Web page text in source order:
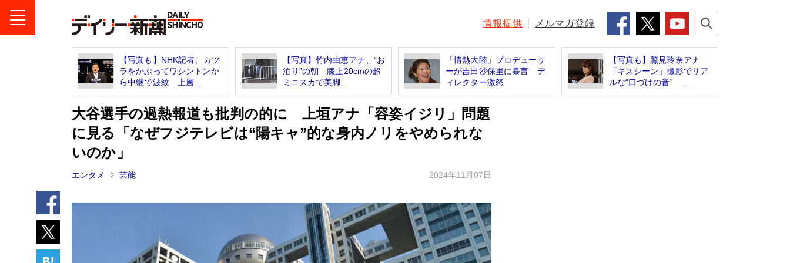
情報提供 メルマガ登録
【写真も】NHK記者、カツ
ラをかぶってワシントンか
ら中継で波紋 上層...
【写真】竹内由恵アナ、“お
泊り”の朝 膝上20cmの超
ミニスカで美脚...
「情熱大陸」プロデューサ
ーが吉田沙保里に暴言 デ
ィレクター激怒
【写真も】鷲見玲奈アナ
「キスシーン」撮影でリア
ルな“口づけの音” ...
大谷選手の過熱報道も批判の的に 上垣アナ「容姿イジリ」問題
に見る「なぜフジテレビは“陽キャ”的な身内ノリをやめられな
いのか」
エンタメ 芸能 2024年11月07日